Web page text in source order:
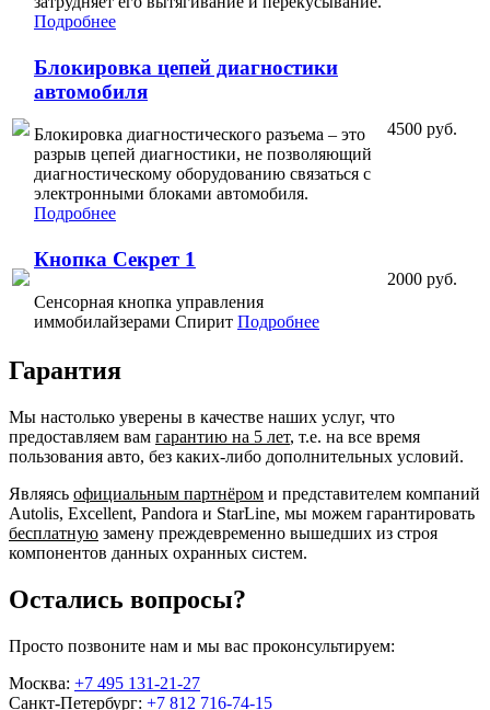
Подробнее
Блокировка цепей диагностики
автомобиля
Блокировка диагностического разъема – это
разрыв цепей диагностики, не позволяющий
диагностическому оборудованию связаться с
электронными блоками автомобиля.
Подробнее
4500 руб.
Кнопка Секрет 1
Сенсорная кнопка управления
иммобилайзерами Спирит Подробнее
2000 руб.
Гарантия
Мы настолько уверены в качестве наших услуг, что
предоставляем вам гарантию на 5 лет, т.е. на все время
пользования авто, без каких-либо дополнительных условий.
Являясь официальным партнёром и представителем компаний
Autolis, Excellent, Pandora и StarLine, мы можем гарантировать
бесплатную замену преждевременно вышедших из строя
компонентов данных охранных систем.
Остались вопросы?
Просто позвоните нам и мы вас проконсультируем:
Москва: +7 495 131-21-27
Санкт-Петербург: +7 812 716-74-15